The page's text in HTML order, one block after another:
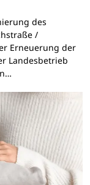
des
/
Erneuerung der
Landesbetrieb